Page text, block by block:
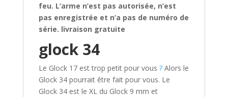
feu. L’arme n’est pas autorisée, n’est
pas enregistrée et n’a pas de numéro de
série. livraison gratuite
glock 34
Le Glock 17 est trop petit pour vous ?Alors le
Glock 34 pourrait être fait pour vous. Le
Glock 34 est le XL du Glock 9 mm et